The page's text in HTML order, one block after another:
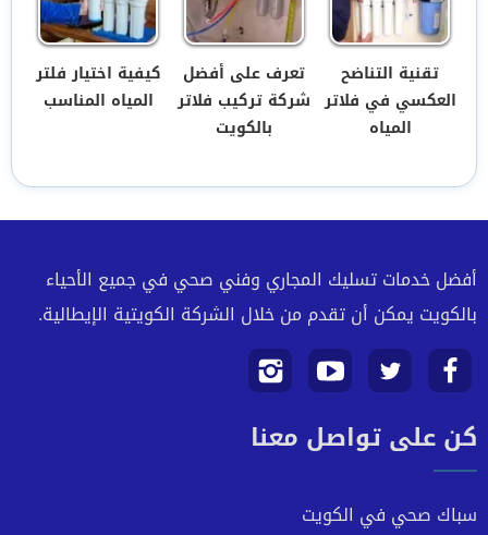
تقنية التناضح
العكسي في فلاتر
المياه
تعرف على أفضل
شركة تركيب فلاتر
بالكويت
كيفية اختيار فلتر
المياه المناسب
أفضل خدمات تسليك المجاري وفني صحي في جميع الأحياء
بالكويت يمكن أن تقدم من خلال الشركة الكويتية الإيطالية.
تابعنا
على
تابعنا
على
تابعنا
على
تابعنا
علىكن على تواصل معنا
سباك صحي في الكويت